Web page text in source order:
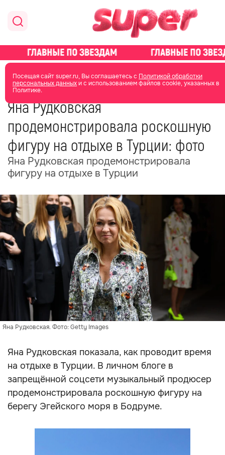
Посещая сайт super.ru, Вы соглашаетесь с Политикой обработки
персональных данныхи с использованием файлов cookie, указанных в
Политике.
главная новости о звездах новости
18 июня
Яна Рудковская
продемонстрировала роскошную
фигуру на отдыхе в Турции: фото
Яна Рудковская продемонстрировала
фигуру на отдыхе в Турции
Яна Рудковская. Фото: Getty Images
Яна Рудковская показала, как проводит время
на отдыхе в Турции. В личном блоге в
запрещённой соцсети музыкальный продюсер
продемонстрировала роскошную фигуру на
берегу Эгейского моря в Бодруме.